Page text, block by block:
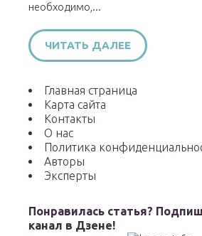
необходимо,...
ЧИТАТЬ ДАЛЕЕ
Главная страница
Карта сайта
Контакты
О нас
Политика
Авторы
Эксперты
Понравилась статья?
канал в Дзене!